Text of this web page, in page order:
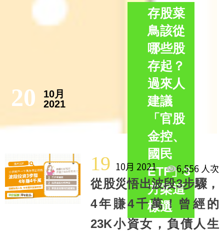
存股菜
鳥該從
哪些股
存起？
過來人
建議
「官股
金控、
國民
ETF」3
方案這
樣選
20
10月
2021
19 10月 2021
6,556 人次
從股災悟出波段3步驟，
4年賺4千萬！曾經的
23K小資女，負債人生